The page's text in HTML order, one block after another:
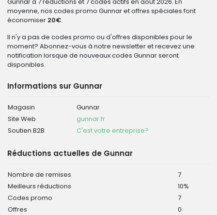
moyenne, nos codes promo Gunnar et offres spéciales font
économiser 20€.
Il n'y a pas de codes promo ou d'offres disponibles pour le
moment? Abonnez-vous à notre newsletter et recevez une
notification lorsque de nouveaux codes Gunnar seront
disponibles.
Informations sur Gunnar
Magasin
Gunnar
Site Web
gunnar.fr
Soutien B2B
C'est votre entreprise?
Réductions actuelles de Gunnar
Nombre de remises
7
Meilleurs réductions
10%
Codes promo
7
Offres
0